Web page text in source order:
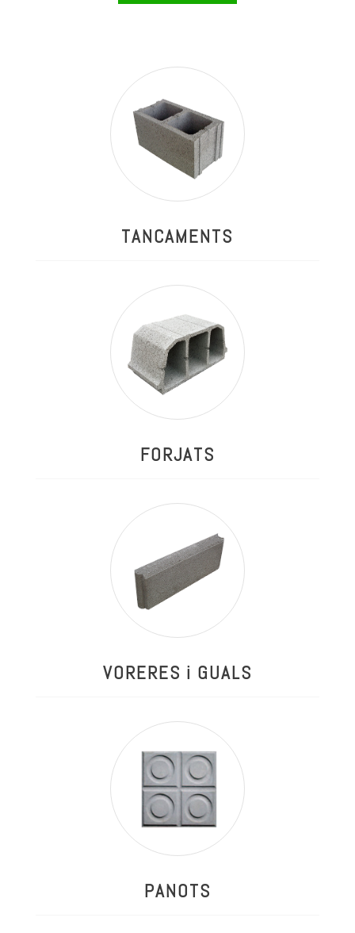
TANCAMENTS
FORJATS
VORERES i GUALS
PANOTS